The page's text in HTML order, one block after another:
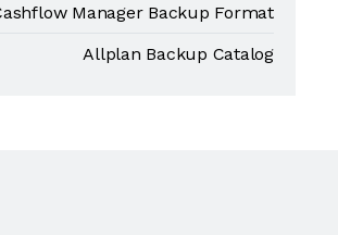
Manager Backup Format
Allplan Backup Catalog